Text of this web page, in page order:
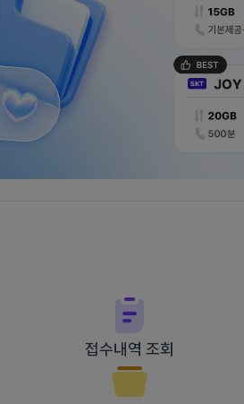
접수내역 조회